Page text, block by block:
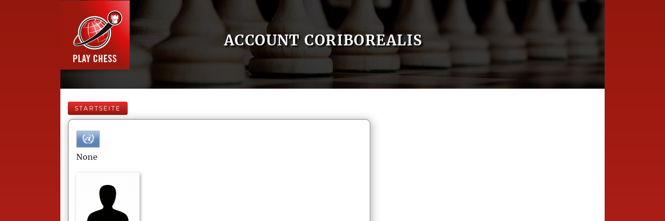
ACCOUNT CORIBOREALIS
STARTSEITE
None